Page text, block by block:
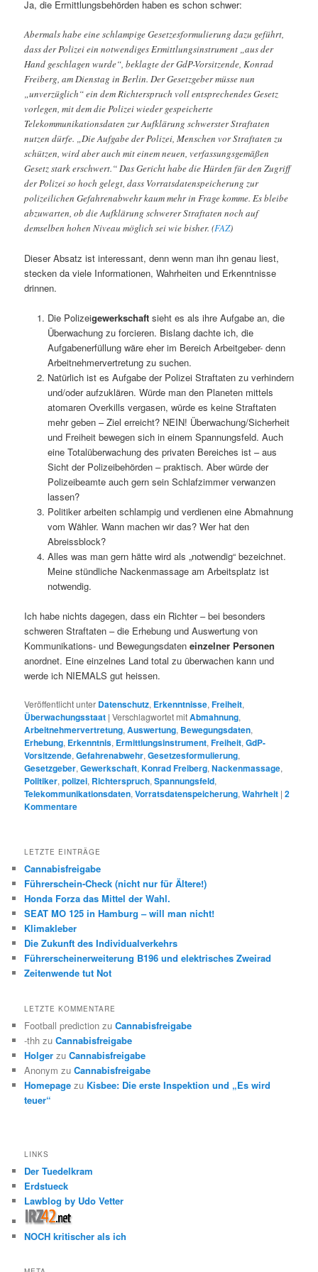
Ja, die Ermittlungsbehörden haben es schon schwer:
Abermals habe eine schlampige Gesetzesformulierung dazu geführt,
dass der Polizei ein notwendiges Ermittlungsinstrument „aus der
Hand geschlagen wurde“, beklagte der GdP-Vorsitzende, Konrad
Freiberg, am Dienstag in Berlin. Der Gesetzgeber müsse nun
„unverzüglich“ ein dem Richterspruch voll entsprechendes Gesetz
vorlegen, mit dem die Polizei wieder gespeicherte
Telekommunikationsdaten zur Aufklärung schwerster Straftaten
nutzen dürfe. „Die Aufgabe der Polizei, Menschen vor Straftaten zu
schützen, wird aber auch mit einem neuen, verfassungsgemäßen
Gesetz stark erschwert.“ Das Gericht habe die Hürden für den Zugriff
der Polizei so hoch gelegt, dass Vorratsdatenspeicherung zur
polizeilichen Gefahrenabwehr kaum mehr in Frage komme. Es bleibe
abzuwarten, ob die Aufklärung schwerer Straftaten noch auf
demselben hohen Niveau möglich sei wie bisher. (FAZ)
Dieser Absatz ist interessant, denn wenn man ihn genau liest,
stecken da viele Informationen, Wahrheiten und Erkenntnisse
drinnen.
Die Polizeigewerkschaftsieht es als ihre Aufgabe an, die
Überwachung zu forcieren. Bislang dachte ich, die
Aufgabenerfüllung wäre eher im Bereich Arbeitgeber- denn
Arbeitnehmervertretung zu suchen.
Natürlich ist es Aufgabe der Polizei Straftaten zu verhindern
und/oder aufzuklären. Würde man den Planeten mittels
atomaren Overkills vergasen, würde es keine Straftaten
mehr geben – Ziel erreicht? NEIN! Überwachung/Sicherheit
und Freiheit bewegen sich in einem Spannungsfeld. Auch
eine Totalüberwachung des privaten Bereiches ist – aus
Sicht der Polizeibehörden – praktisch. Aber würde der
Polizeibeamte auch gern sein Schlafzimmer verwanzen
lassen?
Politiker arbeiten schlampig und verdienen eine Abmahnung
vom Wähler. Wann machen wir das? Wer hat den
Abreissblock?
Alles was man gern hätte wird als „notwendig“ bezeichnet.
Meine stündliche Nackenmassage am Arbeitsplatz ist
notwendig.
Ich habe nichts dagegen, dass ein Richter – bei besonders
schweren Straftaten – die Erhebung und Auswertung von
Kommunikations- und Bewegungsdateneinzelner Personen
anordnet. Eine einzelnes Land total zu überwachen kann und
werde ich NIEMALS gut heissen.
Veröffentlicht unter Datenschutz, Erkenntnisse,Freiheit,
Überwachungsstaat |Verschlagwortet mitAbmahnung,
Arbeitnehmervertretung,Auswertung, Bewegungsdaten,
Erhebung, Erkenntnis, Ermittlungsinstrument,Freiheit,GdP-
Vorsitzende,Gefahrenabwehr,Gesetzesformulierung,
Gesetzgeber,Gewerkschaft,Konrad Freiberg,Nackenmassage,
Politiker,polizei, Richterspruch,Spannungsfeld,
Telekommunikationsdaten,Vorratsdatenspeicherung,Wahrheit |2
Kommentare
LETZTE EINTRÄGE
Cannabisfreigabe
Führerschein-Check (nicht nur für Ältere!)
Honda Forza das Mittel der Wahl.
SEAT MO 125 in Hamburg – will man nicht!
Klimakleber
Die Zukunft des Individualverkehrs
Führerscheinerweiterung B196 und elektrisches Zweirad
Zeitenwende tut Not
LETZTE KOMMENTARE
Football prediction zuCannabisfreigabe
-thh zuCannabisfreigabe
Holger zuCannabisfreigabe
Anonym zuCannabisfreigabe
Homepage zu Kisbee: Die erste Inspektion und „Es wird
teuer“
LINKS
Der Tuedelkram
Erdstueck
Lawblog by Udo Vetter
NOCH kritischer als ich